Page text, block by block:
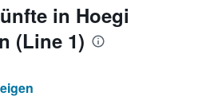
in Hoegi
(Line 1)